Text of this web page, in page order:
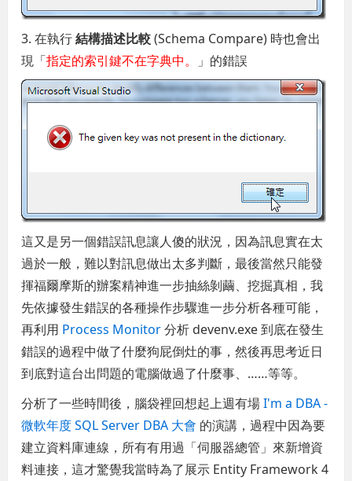
3. 在執行結構描述比較(Schema Compare) 時也會出
現「指定的索引鍵不在字典中。 」的錯誤
這又是另一個錯誤訊息讓人傻的狀況，因為訊息實在太
過於一般，難以對訊息做出太多判斷，最後當然只能發
揮福爾摩斯的辦案精神進一步抽絲剝繭、挖掘真相，我
先依據發生錯誤的各種操作步驟進一步分析各種可能，
再利用 Process Monitor分析 devenv.exe 到底在發生
錯誤的過程中做了什麼狗屁倒灶的事，然後再思考近日
到底對這台出問題的電腦做過了什麼事、……等等。
分析了一些時間後，腦袋裡回想起上週有場I'm a DBA -
微軟年度 SQL Server DBA 大會 的演講，過程中因為要
建立資料庫連線，所有有用過「伺服器總管」來新增資
料連接，這才驚覺我當時為了展示 Entity Framework 4